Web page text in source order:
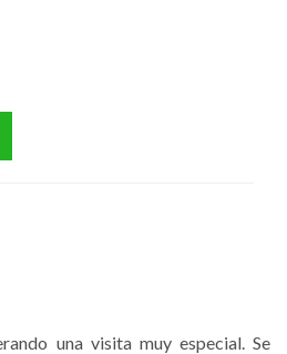
una visita muy especial. Se